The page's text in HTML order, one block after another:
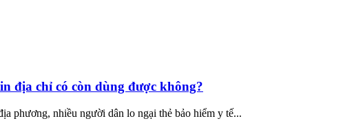
địa chỉ có còn dùng được không?
phương, nhiều người dân lo ngại thẻ bảo hiểm y tế...